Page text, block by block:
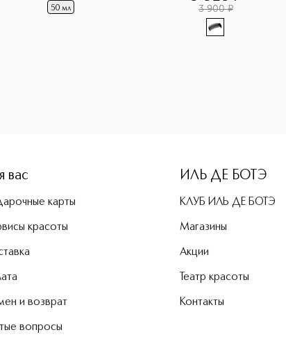
50 мл 3 900 ¤
вас
карты
красоты
и возврат
вопросы
ИЛЬ ДЕ БОТЭ
КЛУБ ИЛЬ ДЕ БОТЭ
Магазины
Акции
Театр красоты
Контакты